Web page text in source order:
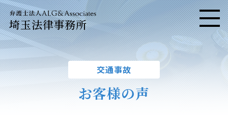
埼玉法律事務所 メニ
交通事故
お客様の声